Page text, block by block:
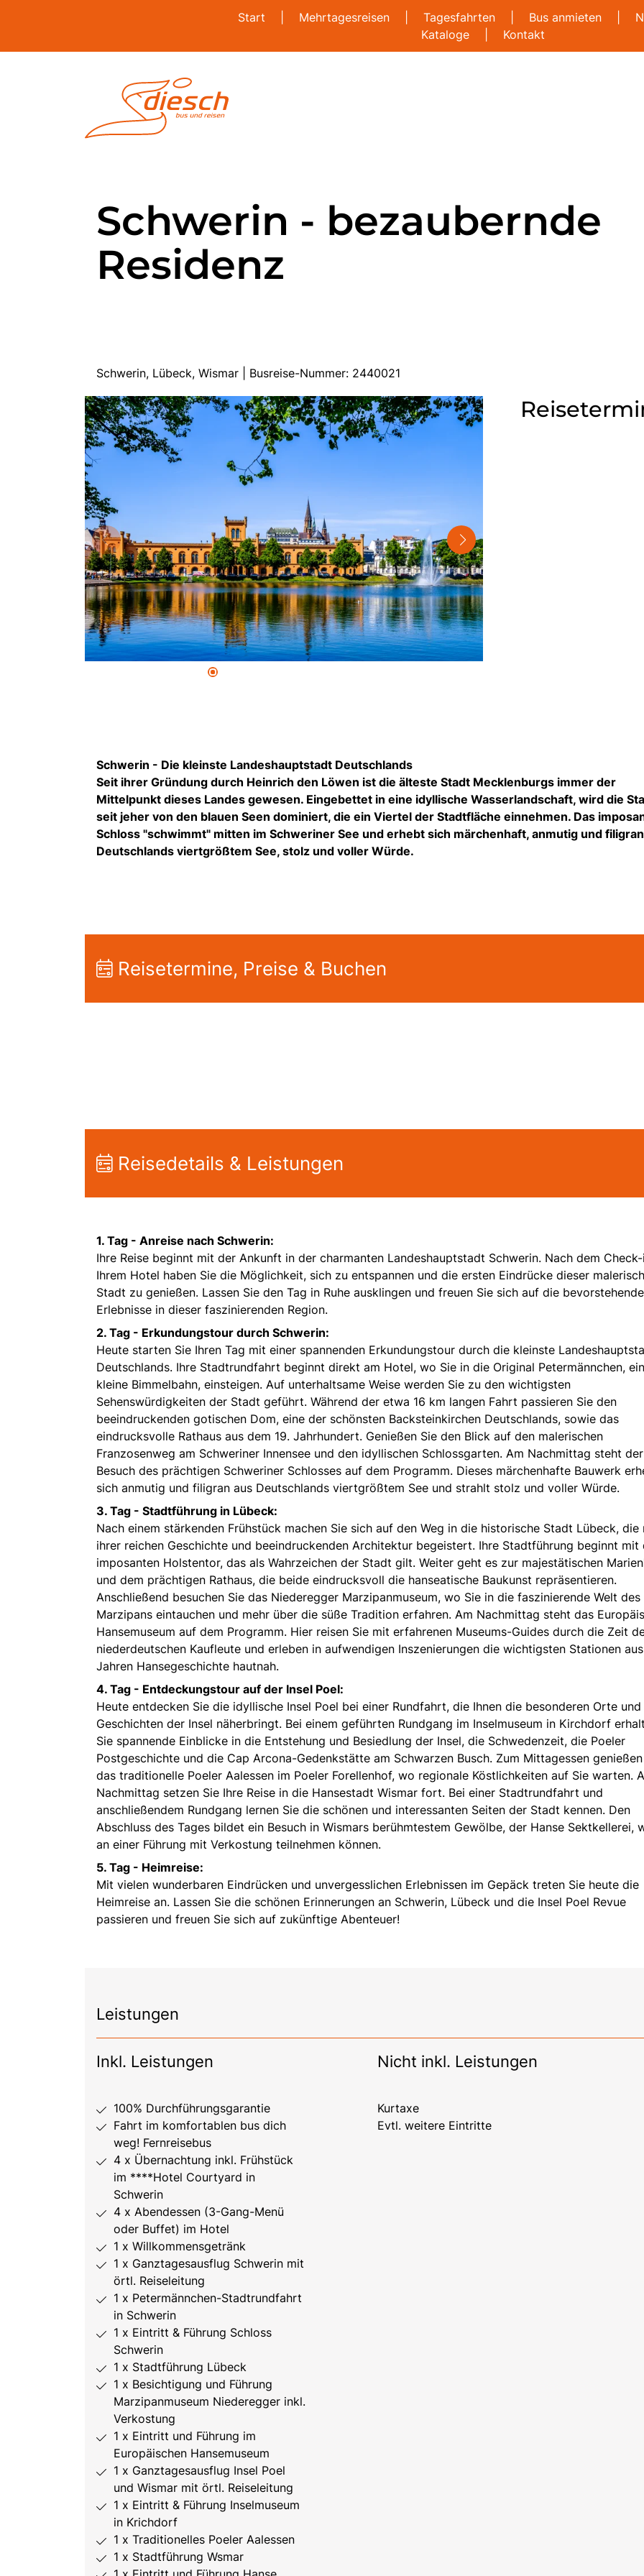
Start Mehrtagesreisen Tagesfahrten Bus anmieten
Kataloge
Kontakt
Schwerin - bezaubernde
Residenz
Schwerin, Lübeck, Wismar | Busreise-Nummer: 2440021
Schwerin - Die kleinste Landeshauptstadt Deutschlands
Seit ihrer Gründung durch Heinrich den Löwen ist die älteste Stadt Mecklenburgs immer der
Mittelpunkt dieses Landes gewesen. Eingebettet in eine idyllische Wasserlandschaft, wird die
seit jeher von den blauen Seen dominiert, die ein Viertel der Stadtfläche einnehmen. Das
Schloss "schwimmt" mitten im Schweriner See und erhebt sich märchenhaft, anmutig und
Deutschlands viertgrößtem See, stolz und voller Würde.
Reisetermine, Preise & Buchen
Reisedetails & Leistungen
1. Tag - Anreise nach Schwerin:
Ihre Reise beginnt mit der Ankunft in der charmanten Landeshauptstadt Schwerin. Nach dem
Ihrem Hotel haben Sie die Möglichkeit, sich zu entspannen und die ersten Eindrücke dieser
Stadt zu genießen. Lassen Sie den Tag in Ruhe ausklingen und freuen Sie sich auf die
Erlebnisse in dieser faszinierenden Region.
2. Tag - Erkundungstour durch Schwerin:
Heute starten Sie Ihren Tag mit einer spannenden Erkundungstour durch die kleinste
Deutschlands. Ihre Stadtrundfahrt beginnt direkt am Hotel, wo Sie in die Original Petermännchen,
kleine Bimmelbahn, einsteigen. Auf unterhaltsame Weise werden Sie zu den wichtigsten
Sehenswürdigkeiten der Stadt geführt. Während der etwa 16 km langen Fahrt passieren Sie den
beeindruckenden gotischen Dom, eine der schönsten Backsteinkirchen Deutschlands, sowie das
eindrucksvolle Rathaus aus dem 19. Jahrhundert. Genießen Sie den Blick auf den malerischen
Franzosenweg am Schweriner Innensee und den idyllischen Schlossgarten. Am Nachmittag steht der
Besuch des prächtigen Schweriner Schlosses auf dem Programm. Dieses märchenhafte Bauwerk
sich anmutig und filigran aus Deutschlands viertgrößtem See und strahlt stolz und voller Würde.
3. Tag - Stadtführung in Lübeck:
Nach einem stärkenden Frühstück machen Sie sich auf den Weg in die historische Stadt Lübeck, die
ihrer reichen Geschichte und beeindruckenden Architektur begeistert. Ihre Stadtführung beginnt mit
imposanten Holstentor, das als Wahrzeichen der Stadt gilt. Weiter geht es zur majestätischen
und dem prächtigen Rathaus, die beide eindrucksvoll die hanseatische Baukunst repräsentieren.
Anschließend besuchen Sie das Niederegger Marzipanmuseum, wo Sie in die faszinierende Welt des
Marzipans eintauchen und mehr über die süße Tradition erfahren. Am Nachmittag steht das
Hansemuseum auf dem Programm. Hier reisen Sie mit erfahrenen Museums-Guides durch die Zeit
niederdeutschen Kaufleute und erleben in aufwendigen Inszenierungen die wichtigsten Stationen
Jahren Hansegeschichte hautnah.
4. Tag - Entdeckungstour auf der Insel Poel:
Heute entdecken Sie die idyllische Insel Poel bei einer Rundfahrt, die Ihnen die besonderen Orte und
Geschichten der Insel näherbringt. Bei einem geführten Rundgang im Inselmuseum in Kirchdorf
Sie spannende Einblicke in die Entstehung und Besiedlung der Insel, die Schwedenzeit, die Poeler
Postgeschichte und die Cap Arcona-Gedenkstätte am Schwarzen Busch. Zum Mittagessen
das traditionelle Poeler Aalessen im Poeler Forellenhof, wo regionale Köstlichkeiten auf Sie warten.
Nachmittag setzen Sie Ihre Reise in die Hansestadt Wismar fort. Bei einer Stadtrundfahrt und
anschließendem Rundgang lernen Sie die schönen und interessanten Seiten der Stadt kennen. Den
Abschluss des Tages bildet ein Besuch in Wismars berühmtestem Gewölbe, der Hanse Sektkellerei,
an einer Führung mit Verkostung teilnehmen können.
5. Tag - Heimreise:
Mit vielen wunderbaren Eindrücken und unvergesslichen Erlebnissen im Gepäck treten Sie heute die
Heimreise an. Lassen Sie die schönen Erinnerungen an Schwerin, Lübeck und die Insel Poel Revue
passieren und freuen Sie sich auf zukünftige Abenteuer!
Leistungen
Inkl. Leistungen
100% Durchführungsgarantie
Fahrt im komfortablen bus dich
weg! Fernreisebus
4 x Übernachtung inkl. Frühstück
im ****Hotel Courtyard in
Schwerin
4 x Abendessen (3-Gang-Menü
oder Buffet) im Hotel
1 x Willkommensgetränk
1 x Ganztagesausflug Schwerin mit
örtl. Reiseleitung
1 x Petermännchen-Stadtrundfahrt
in Schwerin
1 x Eintritt & Führung Schloss
Schwerin
1 x Stadtführung Lübeck
1 x Besichtigung und Führung
Marzipanmuseum Niederegger inkl.
Verkostung
1 x Eintritt und Führung im
Europäischen Hansemuseum
1 x Ganztagesausflug Insel Poel
und Wismar mit örtl. Reiseleitung
1 x Eintritt & Führung Inselmuseum
in Krichdorf
1 x Traditionelles Poeler Aalessen
1 x Stadtführung Wsmar
Nicht inkl. Leistungen
Kurtaxe
Evtl. weitere Eintritte